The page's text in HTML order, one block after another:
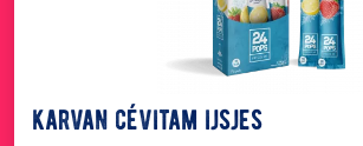
karvan cévitam ijsjes